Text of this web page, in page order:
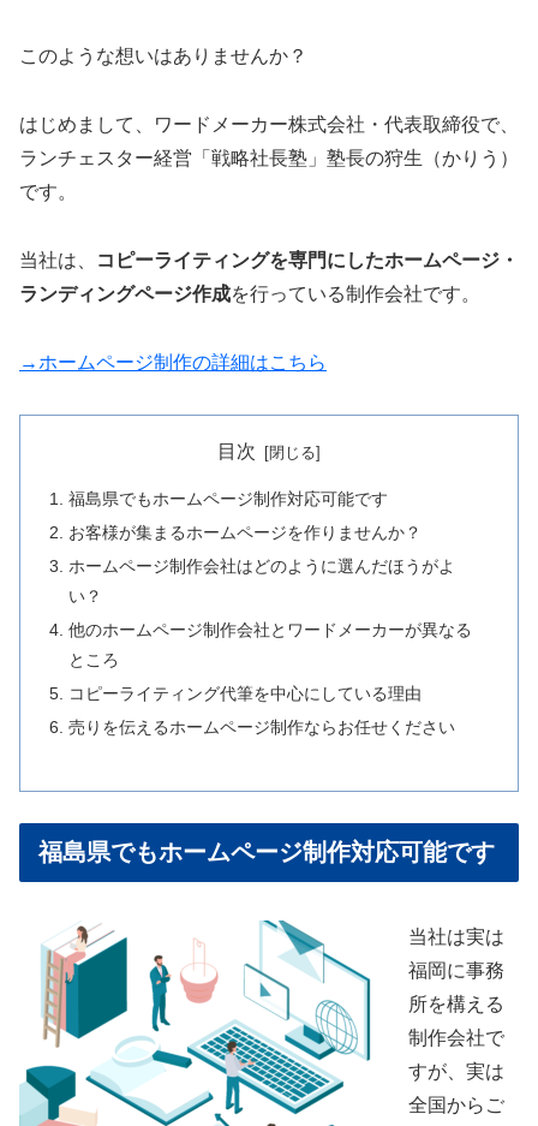
このような想いはありませんか？
はじめまして、ワードメーカー株式会社・代表取締役で、
ランチェスター経営「戦略社長塾」塾長の狩生（かりう）
です。
当社は、
コピーライティングを専門にしたホームページ・
ランディングページ作成を行っている制作会社です。
→ホームページ制作の詳細はこちら
目次
福島県でもホームページ制作対応可能です
お客様が集まるホームページを作りませんか？
ホームページ制作会社はどのように選んだほうがよ
い？
他のホームページ制作会社とワードメーカーが異なる
ところ
コピーライティング代筆を中心にしている理由
売りを伝えるホームページ制作ならお任せください
福島県でもホームページ制作対応可能です
当社は実は
福岡に事務
所を構える
制作会社で
すが、実は
全国からご